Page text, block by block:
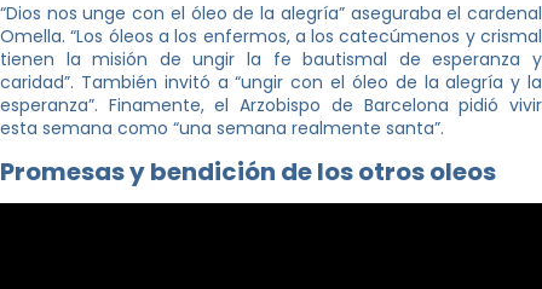
“Dios nos unge con el óleo de la alegría” aseguraba el cardenal
Omella. “Los óleos a los enfermos, a los catecúmenos y crismal
tienen la misión de ungir la fe bautismal de esperanza y
caridad”. También invitó a “ungir con el óleo de la alegría y la
esperanza”. Finamente, el Arzobispo de Barcelona pidió vivir
esta semana como “una semana realmente santa”.
Promesas y bendición de los otros oleos